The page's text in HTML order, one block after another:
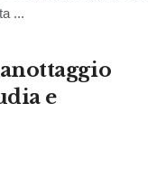
...
e